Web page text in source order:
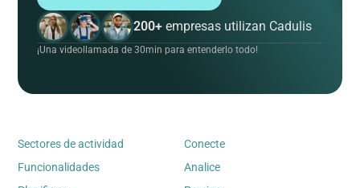
200+ empresas utilizan Cadulis
¡Una videollamada de 30min para entenderlo todo!
Sectores de actividad
Funcionalidades
Conecte
Analice